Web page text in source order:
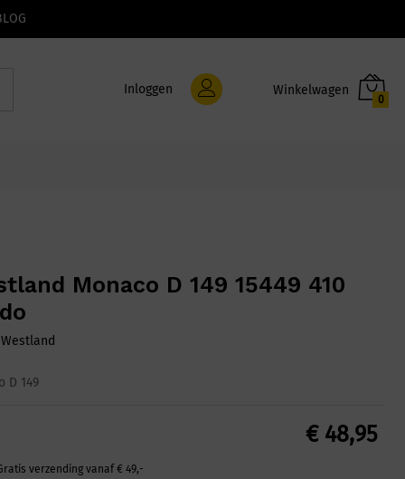
Inloggen
0
Monaco D 149 15449 410
Westland
D 149
€48,95
verzending vanaf € 49,-